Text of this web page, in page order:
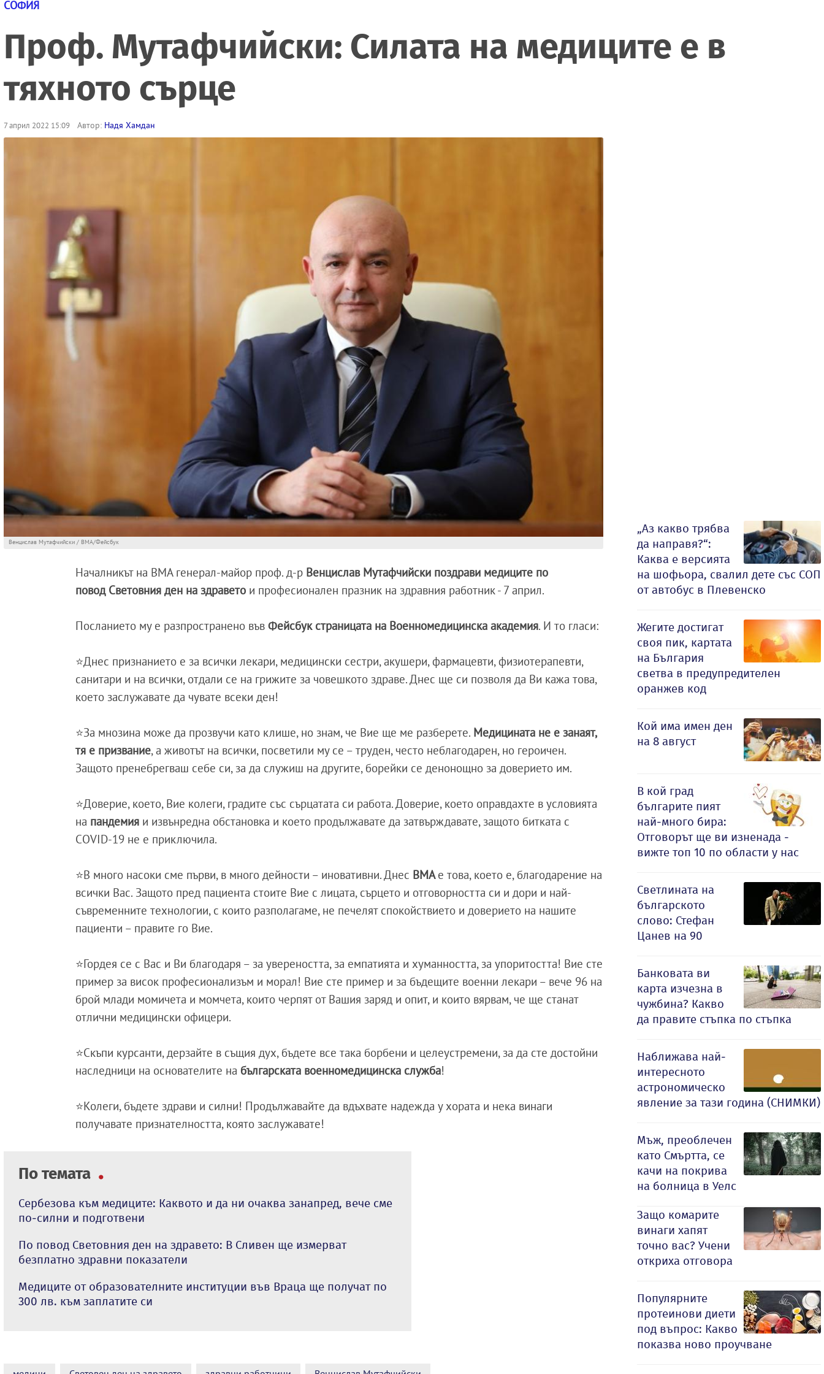
СОФИЯ
Проф. Мутафчийски: Силата на медиците е в
тяхното сърце
7 април 2022 15:09 Автор: Надя Хамдан
Венцислав Мутафчийски / ВМА/Фейсбук
Началникът на ВМА генерал-майор проф. д-р Венцислав Мутафчийски поздрави медиците по
повод Световния ден на здравето и професионален празник на здравния работник - 7 април.
Посланието му е разпространено въвФейсбук страницата на Военномедицинска академия. И то гласи:
⭐Днес признанието е за всички лекари, медицински сестри, акушери, фармацевти, физиотерапевти,
санитари и на всички, отдали се на грижите за човешкото здраве. Днес ще си позволя да Ви кажа това,
което заслужавате да чувате всеки ден!
⭐За мнозина може да прозвучи като клише, но знам, че Вие ще ме разберете. Медицината не е занаят,
тя е призвание, а животът на всички, посветили му се – труден, често неблагодарен, но героичен.
Защото пренебрегваш себе си, за да служиш на другите, борейки се денонощно за доверието им.
⭐Доверие, което, Вие колеги, градите със сърцатата си работа. Доверие, което оправдахте в условията
на пандемия и извънредна обстановка и което продължавате да затвърждавате, защото битката с
COVID-19 не е приключила.
⭐В много насоки сме първи, в много дейности – иновативни. Днес ВМАе това, което е, благодарение на
всички Вас. Защото пред пациента стоите Вие с лицата, сърцето и отговорността си и дори и най-
съвременните технологии, с които разполагаме, не печелят спокойствието и доверието на нашите
пациенти – правите го Вие.
⭐Гордея се с Вас и Ви благодаря – за увереността, за емпатията и хуманността, за упоритостта! Вие сте
пример за висок професионализъм и морал! Вие сте пример и за бъдещите военни лекари – вече 96 на
брой млади момичета и момчета, които черпят от Вашия заряд и опит, и които вярвам, че ще станат
отлични медицински офицери.
⭐Скъпи курсанти, дерзайте в същия дух, бъдете все така борбени и целеустремени, за да сте достойни
наследници на основателите на българската военномедицинска служба!
⭐Колеги, бъдете здрави и силни! Продължавайте да вдъхвате надежда у хората и нека винаги
получавате признателността, която заслужавате!
По темата
Сербезова към медиците: Каквото и да ни очаква занапред, вече сме
по-силни и подготвени
По повод Световния ден на здравето: В Сливен ще измерват
безплатно здравни показатели
Медиците от образователните институции във Враца ще получат по
300 лв. към заплатите си
„Аз какво трябва
да направя?“:
Каква е версията
на шофьора, свалил дете със СОП
от автобус в Плевенско
Жегите достигат
своя пик, картата
на България
светва в предупредителен
оранжев код
Кой има имен ден
на 8 август
В кой град
българите пият
най-много бира:
Отговорът ще ви изненада -
вижте топ 10 по области у нас
Светлината на
българското
слово: Стефан
Цанев на 90
Банковата ви
карта изчезна в
чужбина? Какво
да правите стъпка по стъпка
Наближава най-
интересното
астрономическо
явление за тази година (СНИМКИ)
Мъж, преоблечен
като Смъртта, се
качи на покрива
на болница в Уелс
Защо комарите
винаги хапят
точно вас? Учени
откриха отговора
Популярните
протеинови диети
под въпрос: Какво
показва ново проучване